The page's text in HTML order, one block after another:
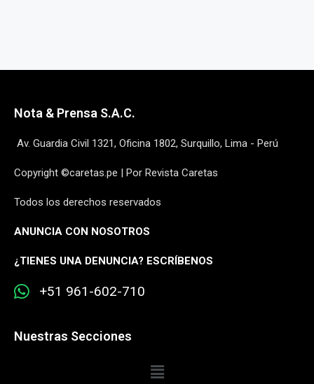
Nota & Prensa S.A.C.
Av. Guardia Civil 1321, Oficina 1802, Surquillo, Lima - Perú
Copyright ©caretas.pe | Por Revista Caretas
Todos los derechos reservados
ANUNCIA CON NOSOTROS
¿TIENES UNA DENUNCIA? ESCRÍBENOS
+51 961-602-710
Nuestras Secciones